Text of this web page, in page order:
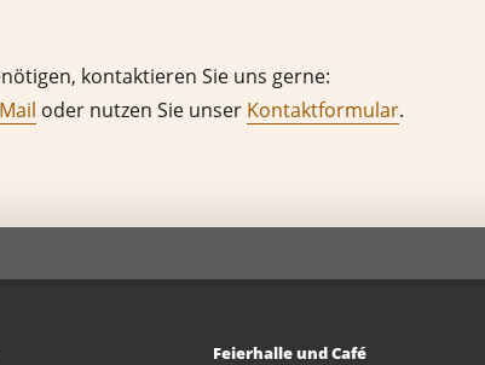
kontaktieren Sie uns gerne:
oder nutzen Sie unser Kontaktformular.
Feierhalle und Café